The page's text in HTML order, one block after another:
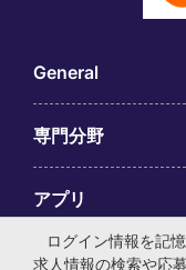
General
専門分野
アプリ
Employer Centre
ログイン情報を記
求人情報の検索や応